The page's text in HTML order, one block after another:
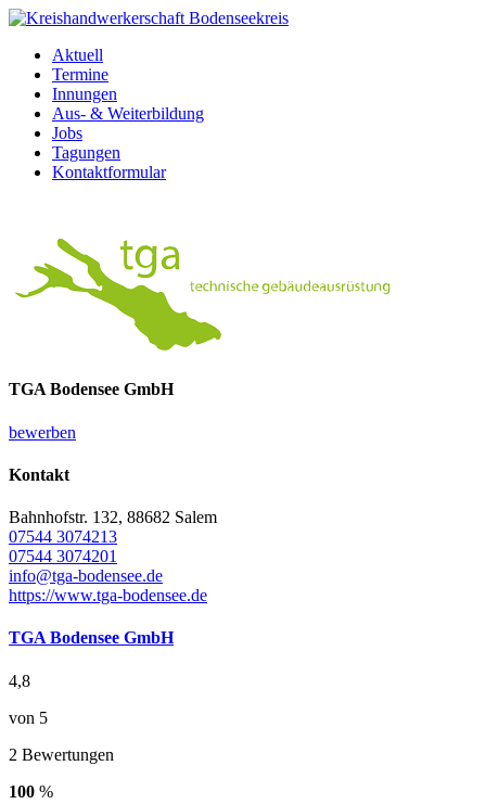
Aktuell
Termine
Innungen
Aus- & Weiterbildung
Jobs
Tagungen
Kontaktformular
TGA Bodensee GmbH
bewerben
Kontakt
Bahnhofstr. 132, 88682 Salem
07544 3074213
07544 3074201
info@tga-bodensee.de
https://www.tga-bodensee.de
TGA Bodensee GmbH
4,8
von 5
2 Bewertungen
100 %